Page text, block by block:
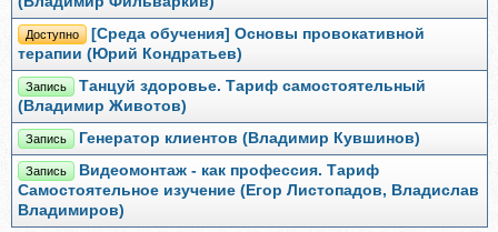
Доступно
[Среда обучения] Основы провокативной
терапии (Юрий Кондратьев)
Запись
Танцуй здоровье. Тариф самостоятельный
(Владимир Животов)
Запись Генератор клиентов (Владимир Кувшинов)
Запись
Видеомонтаж - как профессия. Тариф
Самостоятельное изучение (Егор Листопадов, Владислав
Владимиров)